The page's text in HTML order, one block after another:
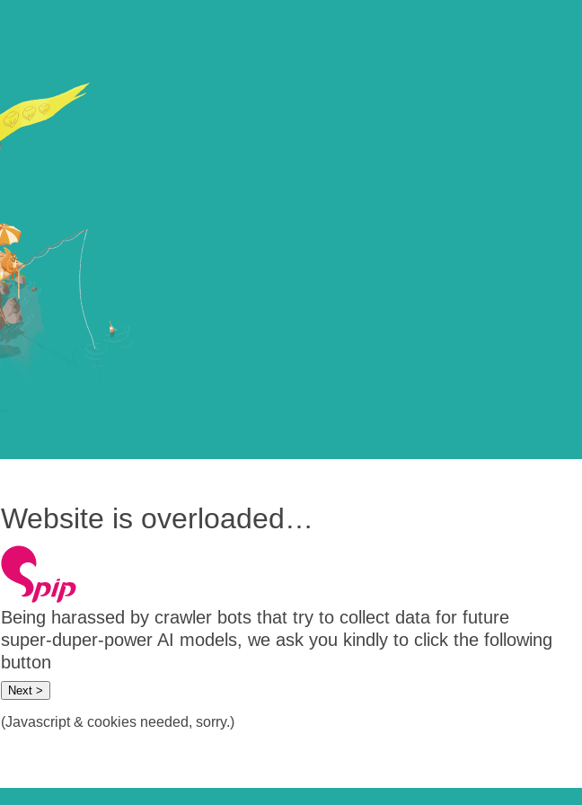
Website is overloaded…
Being harassed by crawler bots that try to collect data for future
super-duper-power AI models, we ask you kindly to click the following
button
Next >
(Javascript & cookies needed, sorry.)